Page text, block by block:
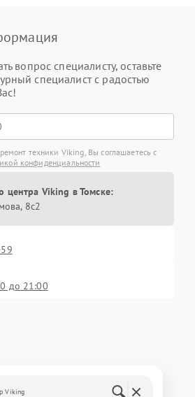
вопрос специалисту, оставьте
специалист с радостью
техники Viking, Вы соглашаетесь с
конфиденциальности
центра Viking в Томске:
8с2
до 21:00
Viking